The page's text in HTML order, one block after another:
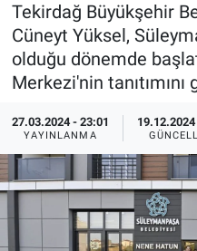
Tekirdağ Büyükşehir
Cüneyt Yüksel,
olduğu dönemde
Merkezi'nin
27.03.2024 - 23:01
YAYINLANMA